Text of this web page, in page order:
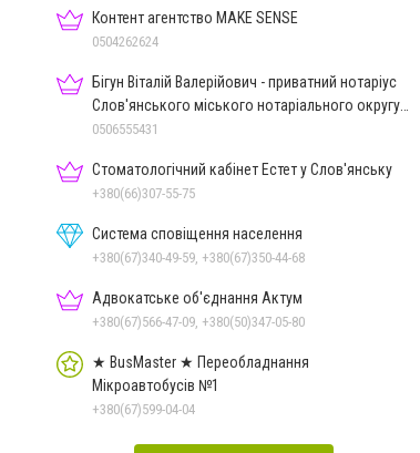
Контент агентство MAKE SENSE
0504262624
Бігун Віталій Валерійович - приватний нотаріус
Слов'янського міського нотаріального округу
Дон.обл.
0506555431
Стоматологічний кабінет Естет у Слов'янську
+380(66)307-55-75
Система сповіщення населення
+380(67)340-49-59, +380(67)350-44-68
Адвокатське об'єднання Актум
+380(67)566-47-09, +380(50)347-05-80
★ BusMaster ★ Переобладнання
Мікроавтобусів №1
+380(67)599-04-04